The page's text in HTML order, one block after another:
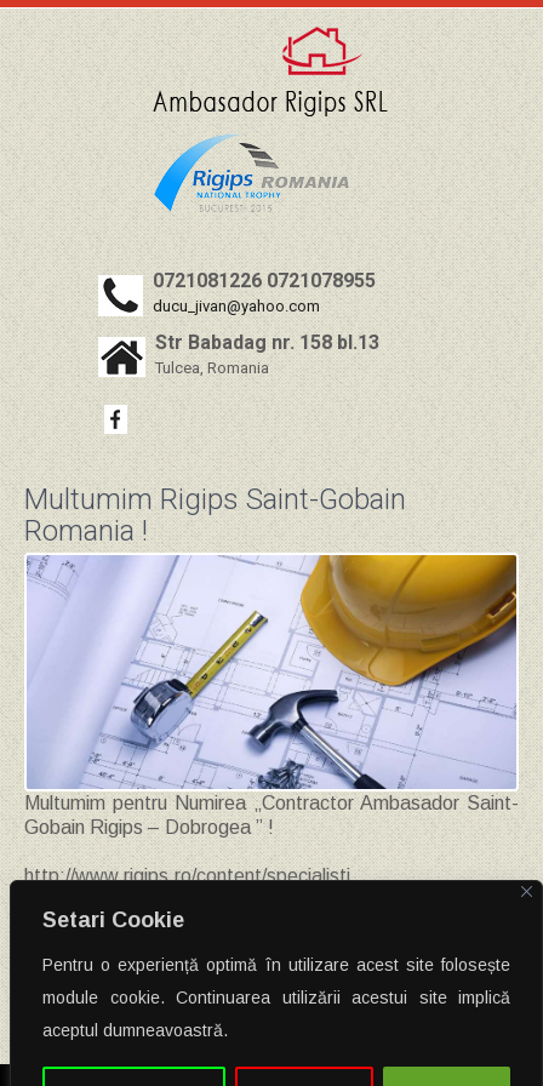
Setari Cookie
Pentru o experiență optimă în utilizare acest site folosește
module cookie. Continuarea utilizării acestui site implică
aceptul dumneavoastră.
0721081226 0721078955
ducu_jivan@yahoo.com
Str Babadag nr. 158 bl.13
Tulcea, Romania
Multumim Rigips Saint-Gobain
Romania !
Multumim pentru Numirea „Contractor Ambasador Saint-
Gobain Rigips – Dobrogea ” !
http://www.rigips.ro/content/specialisti
Saint-Gobain Rigips sustine calitatea punerii in opera a
Post
navigation
Firma Constructii Tulcea are acum pe internet un nou nume si o
noua imagine : www.constructiitulcea.ro